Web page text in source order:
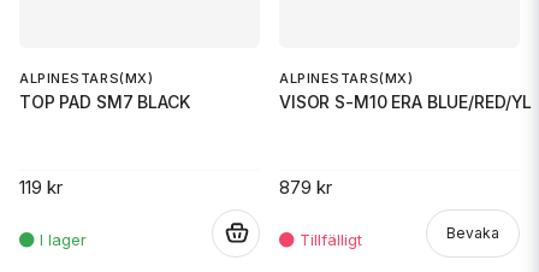
ALPINESTARS(MX)
TOP PAD SM7 BLACK
119 kr
ALPINESTARS(MX)
VISOR S-M10 ERA BLUE/RED/YL
879 kr
Bevaka